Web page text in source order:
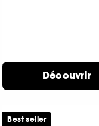
Découvrir
Best seller